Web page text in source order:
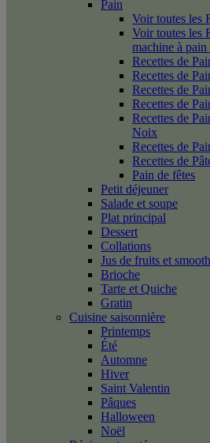
Pain
Voir toutes les
Voir toutes les
machine à
Recettes de
Recettes de
Recettes de
Recettes de
Recettes de
Noix
Recettes de
Recettes de
Pain de fêtes
Petit déjeuner
Salade et soupe
Plat principal
Dessert
Collations
Jus de fruits et
Brioche
Tarte et Quiche
Gratin
Cuisine saisonnière
Printemps
Été
Automne
Hiver
Saint Valentin
Pâques
Halloween
Noël